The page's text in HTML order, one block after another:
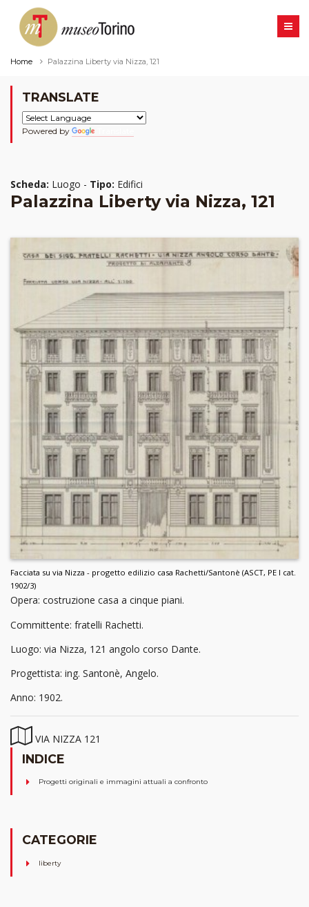
Home Palazzina Liberty via Nizza, 121
TRANSLATE
Powered by
Scheda: Luogo - Tipo: Edifici
Palazzina Liberty via Nizza, 121
Facciata su via Nizza - progetto edilizio casa Rachetti/Santonè (ASCT, PE I cat.
1902/3)
Opera: costruzione casa a cinque piani.
Committente: fratelli Rachetti.
Luogo: via Nizza, 121 angolo corso Dante.
Progettista: ing. Santonè, Angelo.
Anno: 1902.
VIA NIZZA 121
INDICE
Progetti originali e immagini attuali a confronto
CATEGORIE
liberty